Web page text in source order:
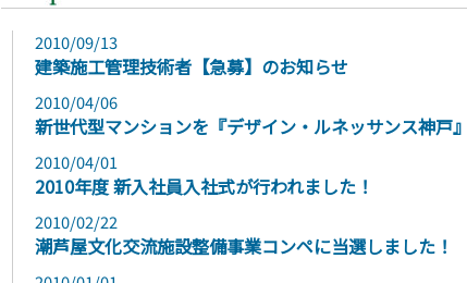
2010/09/13
建築施工管理技術者【急募】のお知らせ
2010/04/06
新世代型マンションを『デザイン・ルネッサンス神戸
2010/04/01
2010年度 新入社員入社式が行われました！
2010/02/22
潮芦屋文化交流施設整備事業コンペに当選しました！